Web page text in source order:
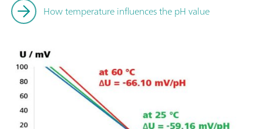
How temperature influences the pH value